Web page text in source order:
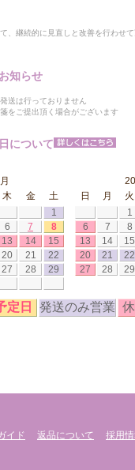
、継続的に見直しと改善を行わせて
知らせ
送は行っておりません
をご提出頂く場合がございます
について
木 金
土
1
6 7
8
13 14
15
20 21
22
27 28
29
日
月 火
1
6
7 8
13
14 15
20
21 22
27
28 29
定日 発送のみ営業
イド 返品について 採用